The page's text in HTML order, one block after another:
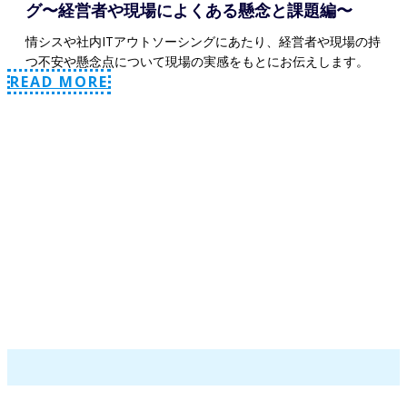
グ〜経営者や現場によくある懸念と課題編〜
情シスや社内ITアウトソーシングにあたり、経営者や現場の持
つ不安や懸念点について現場の実感をもとにお伝えします。
READ MORE